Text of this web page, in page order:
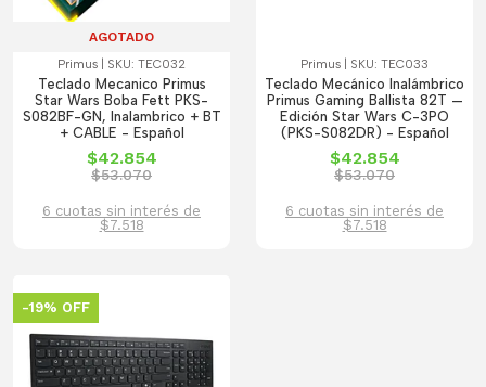
AGOTADO
Primus | SKU: TEC032
Teclado Mecanico Primus
Star Wars Boba Fett PKS-
S082BF-GN, Inalambrico + BT
+ CABLE - Español
$42.854
$53.070
6 cuotas sin interés de
$7.518
Primus | SKU: TEC033
Teclado Mecánico Inalámbrico
Primus Gaming Ballista 82T —
Edición Star Wars C-3PO
(PKS-S082DR) - Español
$42.854
$53.070
6 cuotas sin interés de
$7.518
-19% OFF